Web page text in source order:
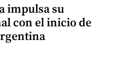
impulsa su
con el inicio de